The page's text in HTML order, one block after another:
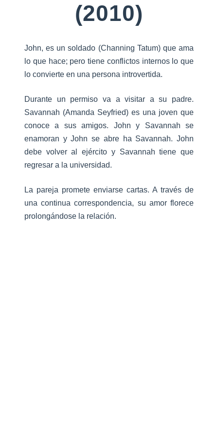
(2010)
John, es un soldado (Channing Tatum) que ama
lo que hace; pero tiene conflictos internos lo que
lo convierte en una persona introvertida.
Durante un permiso va a visitar a su padre.
Savannah (Amanda Seyfried) es una joven que
conoce a sus amigos. John y Savannah se
enamoran y John se abre ha Savannah. John
debe volver al ejército y Savannah tiene que
regresar a la universidad.
La pareja promete enviarse cartas. A través de
una continua correspondencia, su amor florece
prolongándose la relación.